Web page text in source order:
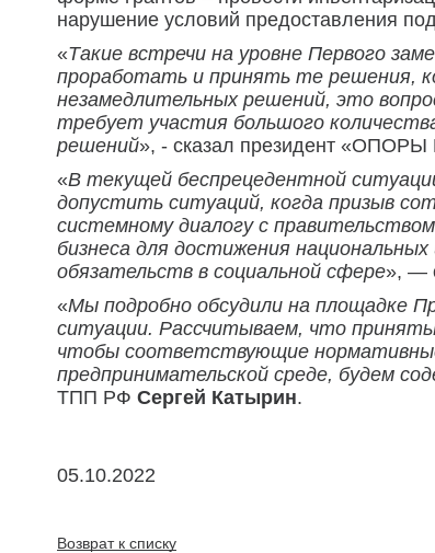
нарушение условий предоставления
«Такие встречи на уровне Первого
проработать и принять те решения,
незамедлительных решений, это
требует участия большого
решений», - сказал президент
«В текущей беспрецедентной
допустить ситуаций, когда призыв
системному диалогу с
бизнеса для достижения
обязательств в социальной сфере», —
«Мы подробно обсудили на площадке
ситуации. Рассчитываем, что
чтобы соответствующие
предпринимательской среде, будем
ТПП РФ Сергей Катырин.
05.10.2022
Возврат к списку